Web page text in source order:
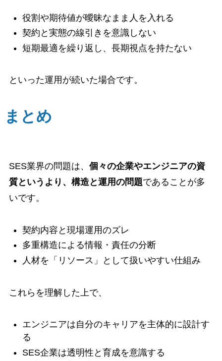
役割や期待値が曖昧なまま人を入れる
契約と実態の線引きを意識しない
短期最適を繰り返し、長期視点を持たない
といった運用が続いた場合です。
まとめ
SES業界の問題は、 個々の企業やエンジニアの資
質というより、構造と運用の問題であることが多
いです。
契約内容と現場運用のズレ
多重構造による情報・責任の分断
人材を「リソース」として扱いやすい仕組み
これらを理解した上で、
エンジニアは自分のキャリアを主体的に設計す
る
SES企業は透明性と育成を意識する